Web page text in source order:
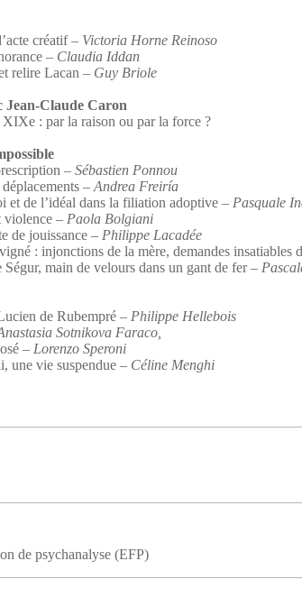
créatif – Victoria Horne Reinoso
– Claudia Iddan
relire Lacan – Guy Briole
Jean-Claude Caron
XIXe : par la raison ou par la force ?
– Sébastien Ponnou
– Andrea Freiría
et de l’idéal dans la filiation adoptive – Pasquale
violence – Paola Bolgiani
de jouissance – Philippe Lacadée
: injonctions de la mère, demandes insatiables
Ségur, main de velours dans un gant de fer–
de Rubempré – Philippe Hellebois
Sotnikova Faraco,
– Lorenzo Speroni
une vie suspendue – Céline Menghi
de psychanalyse (EFP)